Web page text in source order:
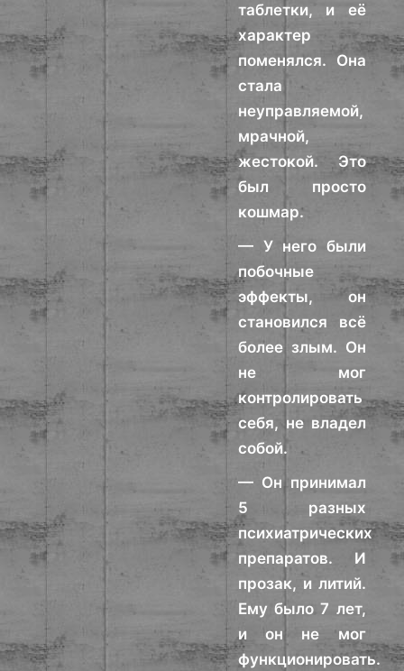
таблетки, и её
характер
поменялся. Она
стала
неуправляемой,
мрачной,
жестокой. Это
был просто
кошмар.
— У него были
побочные
эффекты, он
становился всё
более злым. Он
не мог
контролировать
себя, не владел
собой.
— Он принимал
5 разных
психиатрических
препаратов. И
прозак, и литий.
Ему было 7 лет,
и он не мог
функционировать.